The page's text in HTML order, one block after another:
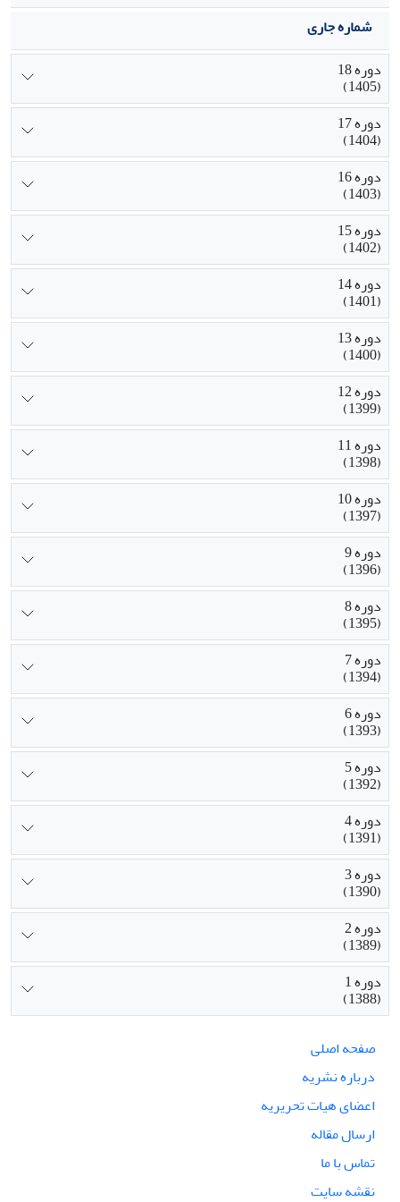
شماره جاری
دوره 18
(1405)
دوره 17
(1404)
دوره 16
(1403)
دوره 15
(1402)
دوره 14
(1401)
دوره 13
(1400)
دوره 12
(1399)
دوره 11
(1398)
دوره 10
(1397)
دوره 9
(1396)
دوره 8
(1395)
دوره 7
(1394)
دوره 6
(1393)
دوره 5
(1392)
دوره 4
(1391)
دوره 3
(1390)
دوره 2
(1389)
دوره 1
(1388)
صفحه اصلی
درباره نشریه
اعضای هیات تحریریه
ارسال مقاله
تماس با ما
نقشه سایت